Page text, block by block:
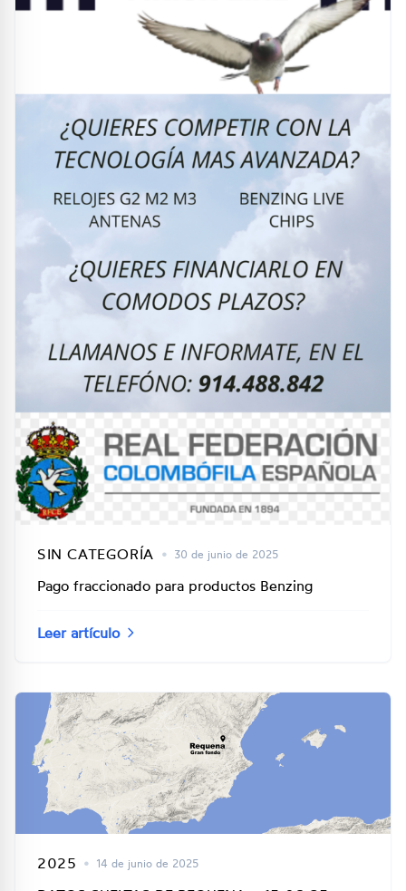
SIN CATEGORÍA • 30 de junio de 2025
Pago fraccionado para productos Benzing
Leer artículo
2025 • 14 de junio de 2025